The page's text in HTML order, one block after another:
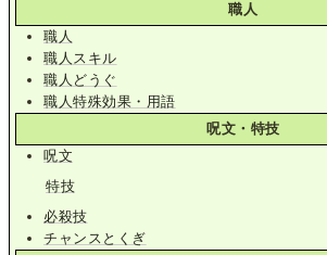
職人
職人
職人スキル
職人どうぐ
職人特殊効果・用語
呪文・特技
呪文
特技
必殺技
チャンスとくぎ